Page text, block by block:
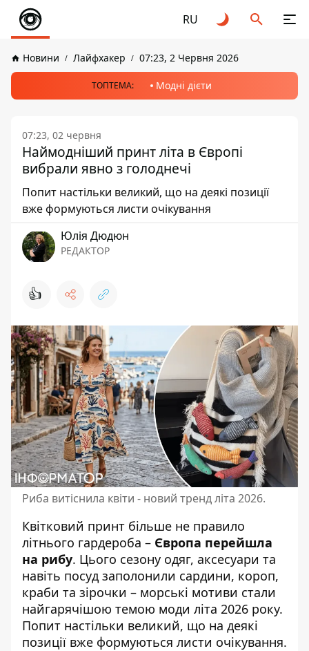
RU
Новини Лайфхакер 07:23, 2 Червня 2026
ТОПТЕМА: Модні дієти
07:23, 02 червня
Наймодніший принт літа в Європі
вибрали явно з голоднечі
Попит настільки великий, що на деякі позиції
вже формуються листи очікування
Юлія Дюдюн
РЕДАКТОР
👍
Риба витіснила квіти - новий тренд літа 2026.
Квітковий принт більше не правило
літнього гардероба – Європа перейшла
на рибу. Цього сезону одяг, аксесуари та
навіть посуд заполонили сардини, короп,
краби та зірочки – морські мотиви стали
найгарячішою темою моди літа 2026 року.
Попит настільки великий, що на деякі
позиції вже формуються листи очікування.